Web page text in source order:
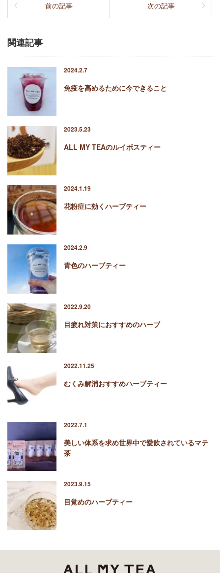
前の記事 次の記事
関連記事
2024.2.7
免疫を高めるために今できること
2023.5.23
ALL MY TEAのルイボスティー
2024.1.19
花粉症に効くハーブティー
2024.2.9
青色のハーブティー
2022.9.20
目疲れ対策におすすめのハーブ
2022.11.25
むくみ解消おすすめハーブティー
2022.7.1
美しい体系を求め世界中で愛飲されているマテ
茶
2023.9.15
目覚めのハーブティー